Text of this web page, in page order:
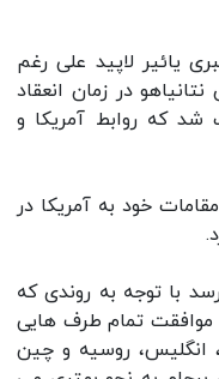
یائیر لاپید علی رغم
در زمان انعقاد
که روابط آمریکا و
خود به آمریکا در
با توجه به روندی که
تمام طرف هایی
انگلیس، روسیه و چین